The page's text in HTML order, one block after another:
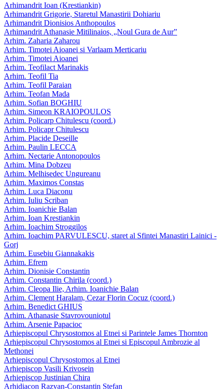
Arhimandrit Ioan (Krestiankin)
Arhimandrit Grigorie, Staretul Manastirii Dohiariu
Arhimandrit Dionisios Anthopoulos
Arhimandrit Athanasie Mitilinaios, „Noul Gura de Aur”
Arhim. Zaharia Zaharou
Arhim. Timotei Aioanei si Varlaam Merticariu
Arhim. Timotei Aioanei
Arhim. Teofilact Marinakis
Arhim. Teofil Tia
Arhim. Teofil Paraian
Arhim. Teofan Mada
Arhim. Sofian BOGHIU
Arhim. Simeon KRAIOPOULOS
Arhim. Policarp Chitulescu (coord.)
Arhim. Policapr Chitulescu
Arhim. Placide Deseille
Arhim. Paulin LECCA
Arhim. Nectarie Antonopoulos
Arhim. Mina Dobzeu
Arhim. Melhisedec Ungureanu
Arhim. Maximos Constas
Arhim. Luca Diaconu
Arhim. Iuliu Scriban
Arhim. Ioanichie Balan
Arhim. Ioan Krestiankin
Arhim. Ioachim Stroggilos
Arhim. Ioachim PARVULESCU, staret al Sfintei Manastiri Lainici -
Gorj
Arhim. Eusebiu Giannakakis
Arhim. Efrem
Arhim. Dionisie Constantin
Arhim. Constantin Chirila (coord.)
Arhim. Cleopa Ilie, Arhim. Ioanichie Balan
Arhim. Clement Haralam, Cezar Florin Cocuz (coord.)
Arhim. Benedict GHIUS
Arhim. Athanasie Stavrovouniotul
Arhim. Arsenie Papacioc
Arhiepiscopul Chrysostomos al Etnei si Parintele James Thornton
Arhiepiscopul Chrysostomos al Etnei si Episcopul Ambrozie al
Methonei
Arhiepiscopul Chrysostomos al Etnei
Arhiepiscop Vasili Krivosein
Arhiepiscop Justinian Chira
Arhidiacon Razvan-Constantin Stefan